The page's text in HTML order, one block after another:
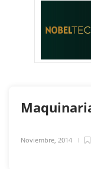
Noviembre, 2014